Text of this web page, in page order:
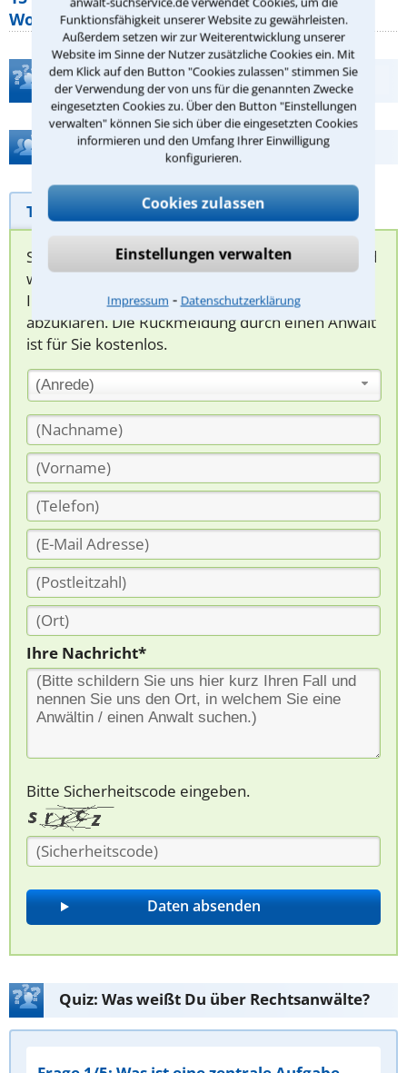
Funktionsfähigkeit unserer Website zu gewährleisten.
Außerdem setzen wir zur Weiterentwicklung unserer
Website im Sinne der Nutzer zusätzliche Cookies ein. Mit
dem Klick auf den Button "Cookies zulassen" stimmen Sie
der Verwendung der von uns für die genannten Zwecke
eingesetzten Cookies zu. Über den Button "Einstellungen
verwalten" können Sie sich über die eingesetzten Cookies
informieren und den Umfang Ihrer Einwilligung
konfigurieren.
Cookies zulassen
Einstellungen verwalten
Impressum ⁃ Datenschutzerklärung
Wohnungseigentümer kennen sollte
Teste Dein Rechtswissen
Hilfe bei Ihrer Anwaltsuche?
Telefonhilfe Beratungsanfrage
Sie können hier Ihren Fall schildern. Anschließend
werden sich spezialisierte Rechtsanwälte bei
Ihnen melden, um das weitere Vorgehen
abzuklären. Die Rückmeldung durch einen Anwalt
ist für Sie kostenlos.
(Anrede)
Ihre Nachricht*
Bitte Sicherheitscode eingeben.
Quiz: Was weißt Du über Rechtsanwälte?